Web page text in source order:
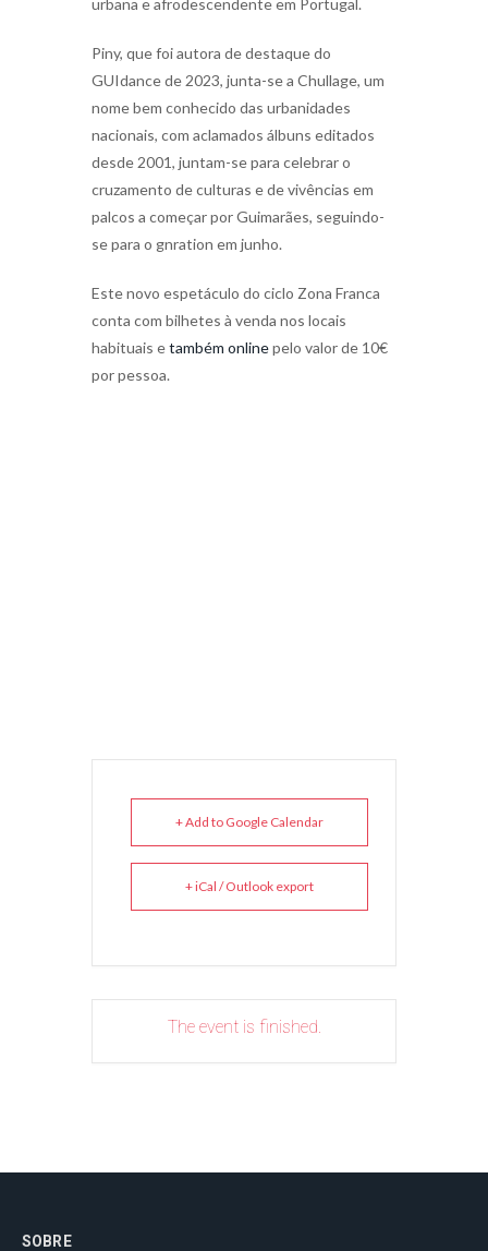
urbana e afrodescendente em Portugal.
Piny, que foi autora de destaque do
GUIdance de 2023, junta-se a Chullage, um
nome bem conhecido das urbanidades
nacionais, com aclamados álbuns editados
desde 2001, juntam-se para celebrar o
cruzamento de culturas e de vivências em
palcos a começar por Guimarães, seguindo-
se para o gnration em junho.
Este novo espetáculo do ciclo Zona Franca
conta com bilhetes à venda nos locais
habituais etambém onlinepelo valor de 10€
por pessoa.
+ Add to Google Calendar
+ iCal / Outlook export
The event is finished.
SOBRE